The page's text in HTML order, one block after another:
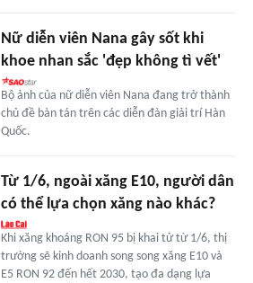
Nữ diễn viên Nana gây sốt khi
khoe nhan sắc 'đẹp không tì vết'
Bộ ảnh của nữ diễn viên Nana đang trở thành
chủ đề bàn tán trên các diễn đàn giải trí Hàn
Quốc.
Từ 1/6, ngoài xăng E10, người dân
có thể lựa chọn xăng nào khác?
Khi xăng khoáng RON 95 bị khai tử từ 1/6, thị
trường sẽ kinh doanh song song xăng E10 và
E5 RON 92 đến hết 2030, tạo đa dạng lựa